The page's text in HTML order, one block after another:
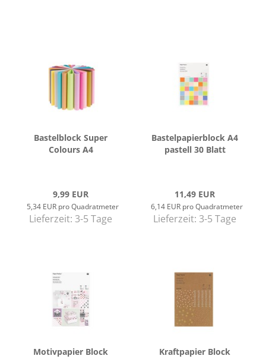
Bas­t­el­block Super
Co­lours A4
9,99 EUR
5,34 EUR pro Quadratmeter
Lieferzeit: 3-5 Tage
Bas­tel­pa­pier­block A4
pas­tell 30 Blatt
11,49 EUR
6,14 EUR pro Quadratmeter
Lieferzeit: 3-5 Tage
Mo­tiv­pa­pier Block
Kraft­pa­pier Block